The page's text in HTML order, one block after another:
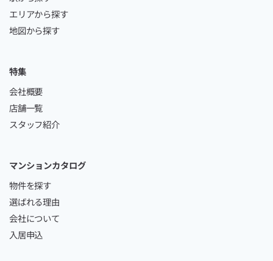
エリアから探す
地図から探す
特集
会社概要
店舗一覧
スタッフ紹介
マンションカタログ
物件を探す
選ばれる理由
会社について
入居申込